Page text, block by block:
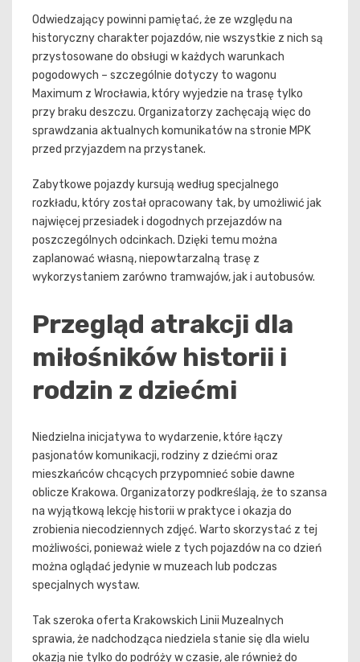
Odwiedzający powinni pamiętać, że ze względu na
historyczny charakter pojazdów, nie wszystkie z nich są
przystosowane do obsługi w każdych warunkach
pogodowych – szczególnie dotyczy to wagonu
Maximum z Wrocławia, który wyjedzie na trasę tylko
przy braku deszczu. Organizatorzy zachęcają więc do
sprawdzania aktualnych komunikatów na stronie MPK
przed przyjazdem na przystanek.
Zabytkowe pojazdy kursują według specjalnego
rozkładu, który został opracowany tak, by umożliwić jak
najwięcej przesiadek i dogodnych przejazdów na
poszczególnych odcinkach. Dzięki temu można
zaplanować własną, niepowtarzalną trasę z
wykorzystaniem zarówno tramwajów, jak i autobusów.
Przegląd atrakcji dla
miłośników historii i
rodzin z dziećmi
Niedzielna inicjatywa to wydarzenie, które łączy
pasjonatów komunikacji, rodziny z dziećmi oraz
mieszkańców chcących przypomnieć sobie dawne
oblicze Krakowa. Organizatorzy podkreślają, że to szansa
na wyjątkową lekcję historii w praktyce i okazja do
zrobienia niecodziennych zdjęć. Warto skorzystać z tej
możliwości, ponieważ wiele z tych pojazdów na co dzień
można oglądać jedynie w muzeach lub podczas
specjalnych wystaw.
Tak szeroka oferta Krakowskich Linii Muzealnych
sprawia, że nadchodząca niedziela stanie się dla wielu
okazją nie tylko do podróży w czasie, ale również do